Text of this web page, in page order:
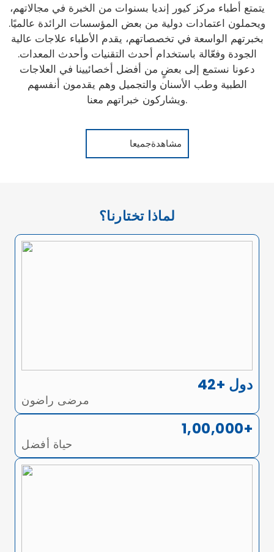
يتمتع أطباء مركز كيور إنديا بسنوات من الخبرة في مجالاتهم،
ويحملون اعتمادات دولية من بعض المؤسسات الرائدة عالميًا.
بخبرتهم الواسعة في تخصصاتهم، يقدم الأطباء علاجات عالية
الجودة وفعّالة باستخدام أحدث التقنيات وأحدث المعدات.
دعونا نستمع إلى بعضٍ من أفضل أخصائيينا في العلاجات
الطبية وطب الأسنان والتجميل وهم يقدمون أنفسهم
ويشاركون خبراتهم معنا.
مشاهدةجميعا
لماذا تختارنا؟
42+ دول
مرضى راضون
1,00,000+
حياة أفضل